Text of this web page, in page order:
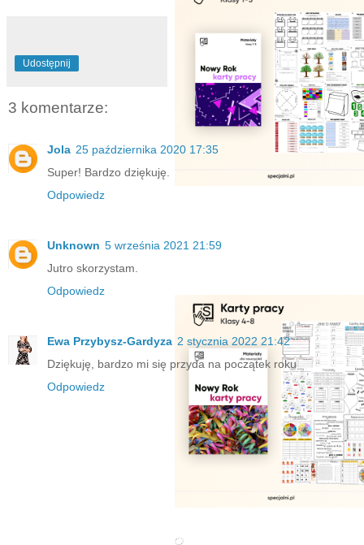
Udostępnij
3 komentarze:
Jola 25 października 2020 17:35
Super! Bardzo dziękuję.
Odpowiedz
Unknown 5 września 2021 21:59
Jutro skorzystam.
Odpowiedz
Ewa Przybysz-Gardyza 2 stycznia 2022 21:42
Dziękuję, bardzo mi się przyda na początek roku
Odpowiedz